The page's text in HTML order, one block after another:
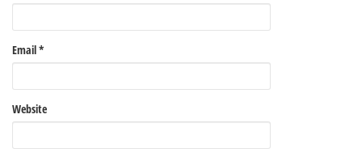
Email*
Website